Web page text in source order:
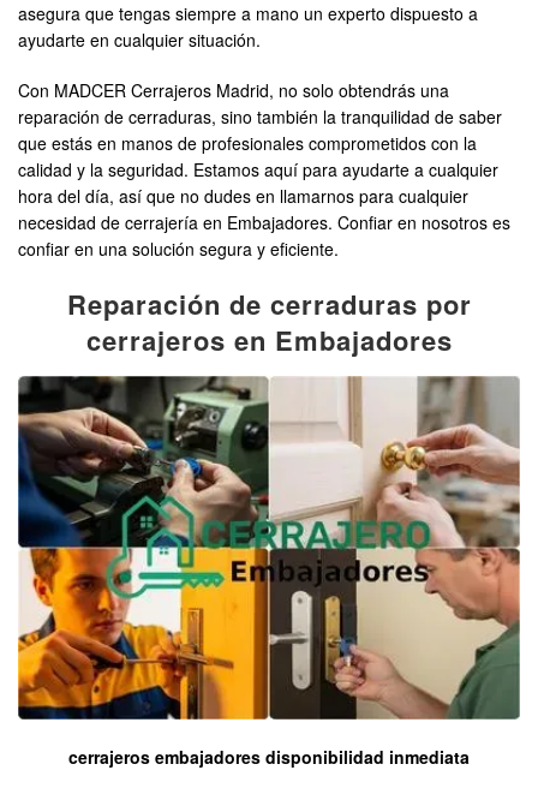
asegura que tengas siempre a mano un experto dispuesto a
ayudarte en cualquier situación.
Con MADCER Cerrajeros Madrid, no solo obtendrás una
reparación de cerraduras, sino también la tranquilidad de saber
que estás en manos de profesionales comprometidos con la
calidad y la seguridad. Estamos aquí para ayudarte a cualquier
hora del día, así que no dudes en llamarnos para cualquier
necesidad de cerrajería en Embajadores. Confiar en nosotros es
confiar en una solución segura y eficiente.
Reparación de cerraduras por
cerrajeros en Embajadores
cerrajeros embajadores disponibilidad inmediata